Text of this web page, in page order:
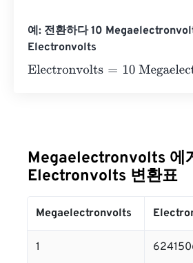
예: 전환하다 10
Electronvolts
Electronvolts=10
Megaelectronvolts 에
Electronvolts 변환표
Megaelectronvolts
1